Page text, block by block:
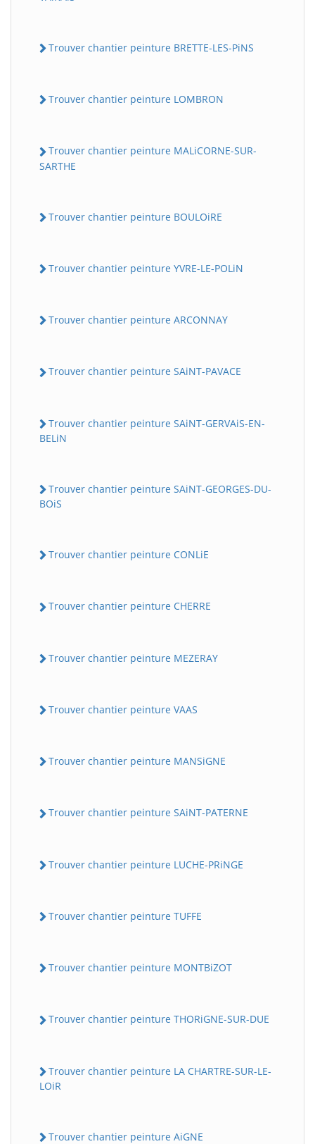
Trouver chantier peinture BRETTE-LES-PiNS
Trouver chantier peinture LOMBRON
Trouver chantier peinture MALiCORNE-SUR-
SARTHE
Trouver chantier peinture BOULOiRE
Trouver chantier peinture YVRE-LE-POLiN
Trouver chantier peinture ARCONNAY
Trouver chantier peinture SAiNT-PAVACE
Trouver chantier peinture SAiNT-GERVAiS-EN-
BELiN
Trouver chantier peinture SAiNT-GEORGES-DU-
BOiS
Trouver chantier peinture CONLiE
Trouver chantier peinture CHERRE
Trouver chantier peinture MEZERAY
Trouver chantier peinture VAAS
Trouver chantier peinture MANSiGNE
Trouver chantier peinture SAiNT-PATERNE
Trouver chantier peinture LUCHE-PRiNGE
Trouver chantier peinture TUFFE
Trouver chantier peinture MONTBiZOT
Trouver chantier peinture THORiGNE-SUR-DUE
Trouver chantier peinture LA CHARTRE-SUR-LE-
LOiR
Trouver chantier peinture AiGNE